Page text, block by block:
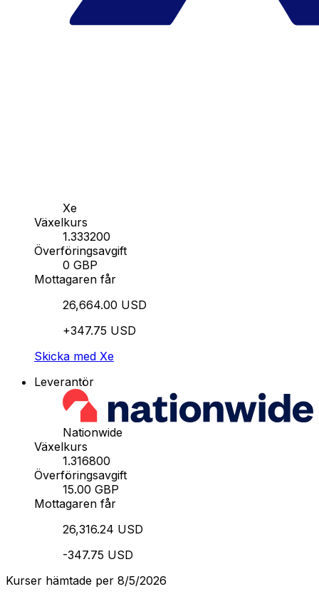
Xe
Växelkurs
1.333200
Överföringsavgift
0 GBP
Mottagaren får
26,664.00 USD
+347.75 USD
Skicka med Xe
Leverantör
Nationwide
Växelkurs
1.316800
Överföringsavgift
15.00 GBP
Mottagaren får
26,316.24 USD
-347.75 USD
Kurser hämtade per 8/5/2026